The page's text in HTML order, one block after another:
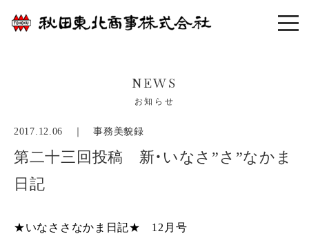
NEWS
お知らせ
2017.12.06 ｜事務美貌録
第二十三回投稿 新・いなさ”さ”なかま
日記
★いなささなかま日記★ 12 月号